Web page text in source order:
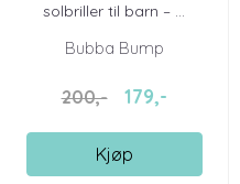
solbriller til barn – ...
Bubba Bump
200,- 179,-
Kjøp